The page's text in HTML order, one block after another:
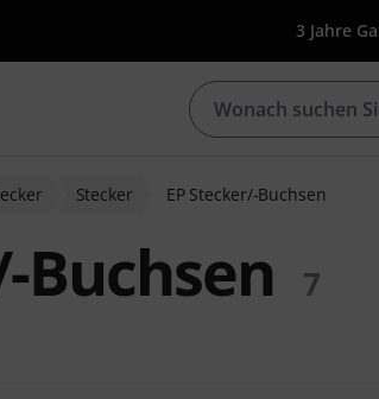
3 Jahre
Stecker EP Stecker/-Buchsen
Buchsen 7